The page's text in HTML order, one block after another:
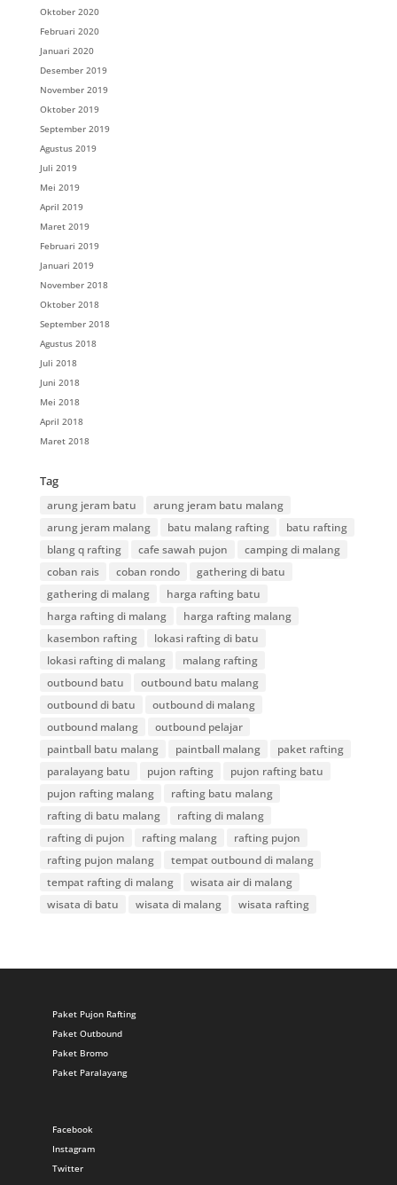
Oktober 2020
Februari 2020
Januari 2020
Desember 2019
November 2019
Oktober 2019
September 2019
Agustus 2019
Juli 2019
Mei 2019
April 2019
Maret 2019
Februari 2019
Januari 2019
November 2018
Oktober 2018
September 2018
Agustus 2018
Juli 2018
Juni 2018
Mei 2018
April 2018
Maret 2018
Tag
arung jeram batu
arung jeram batu malang
arung jeram malang
batu malang rafting
batu rafting
blang q rafting
cafe sawah pujon
camping di malang
coban rais
coban rondo
gathering di batu
gathering di malang
harga rafting batu
harga rafting di malang
harga rafting malang
kasembon rafting
lokasi rafting di batu
lokasi rafting di malang
malang rafting
outbound batu
outbound batu malang
outbound di batu
outbound di malang
outbound malang
outbound pelajar
paintball batu malang
paintball malang
paket rafting
paralayang batu
pujon rafting
pujon rafting batu
pujon rafting malang
rafting batu malang
rafting di batu malang
rafting di malang
rafting di pujon
rafting malang
rafting pujon
rafting pujon malang
tempat outbound di malang
tempat rafting di malang
wisata air di malang
wisata di batu
wisata di malang wisata rafting
Paket Pujon Rafting
Paket Outbound
Paket Bromo
Paket Paralayang
Facebook
Instagram
Twitter